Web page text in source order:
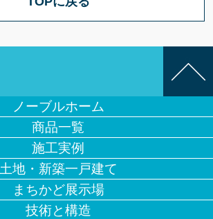
ノーブルホーム
商品一覧
施工実例
土地・新築一戸建て
まちかど展示場
技術と構造